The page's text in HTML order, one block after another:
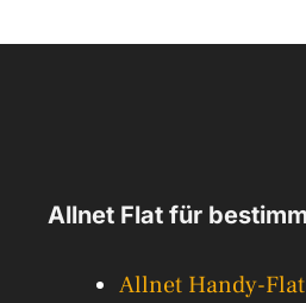
Allnet Flat für
Allnet Handy-